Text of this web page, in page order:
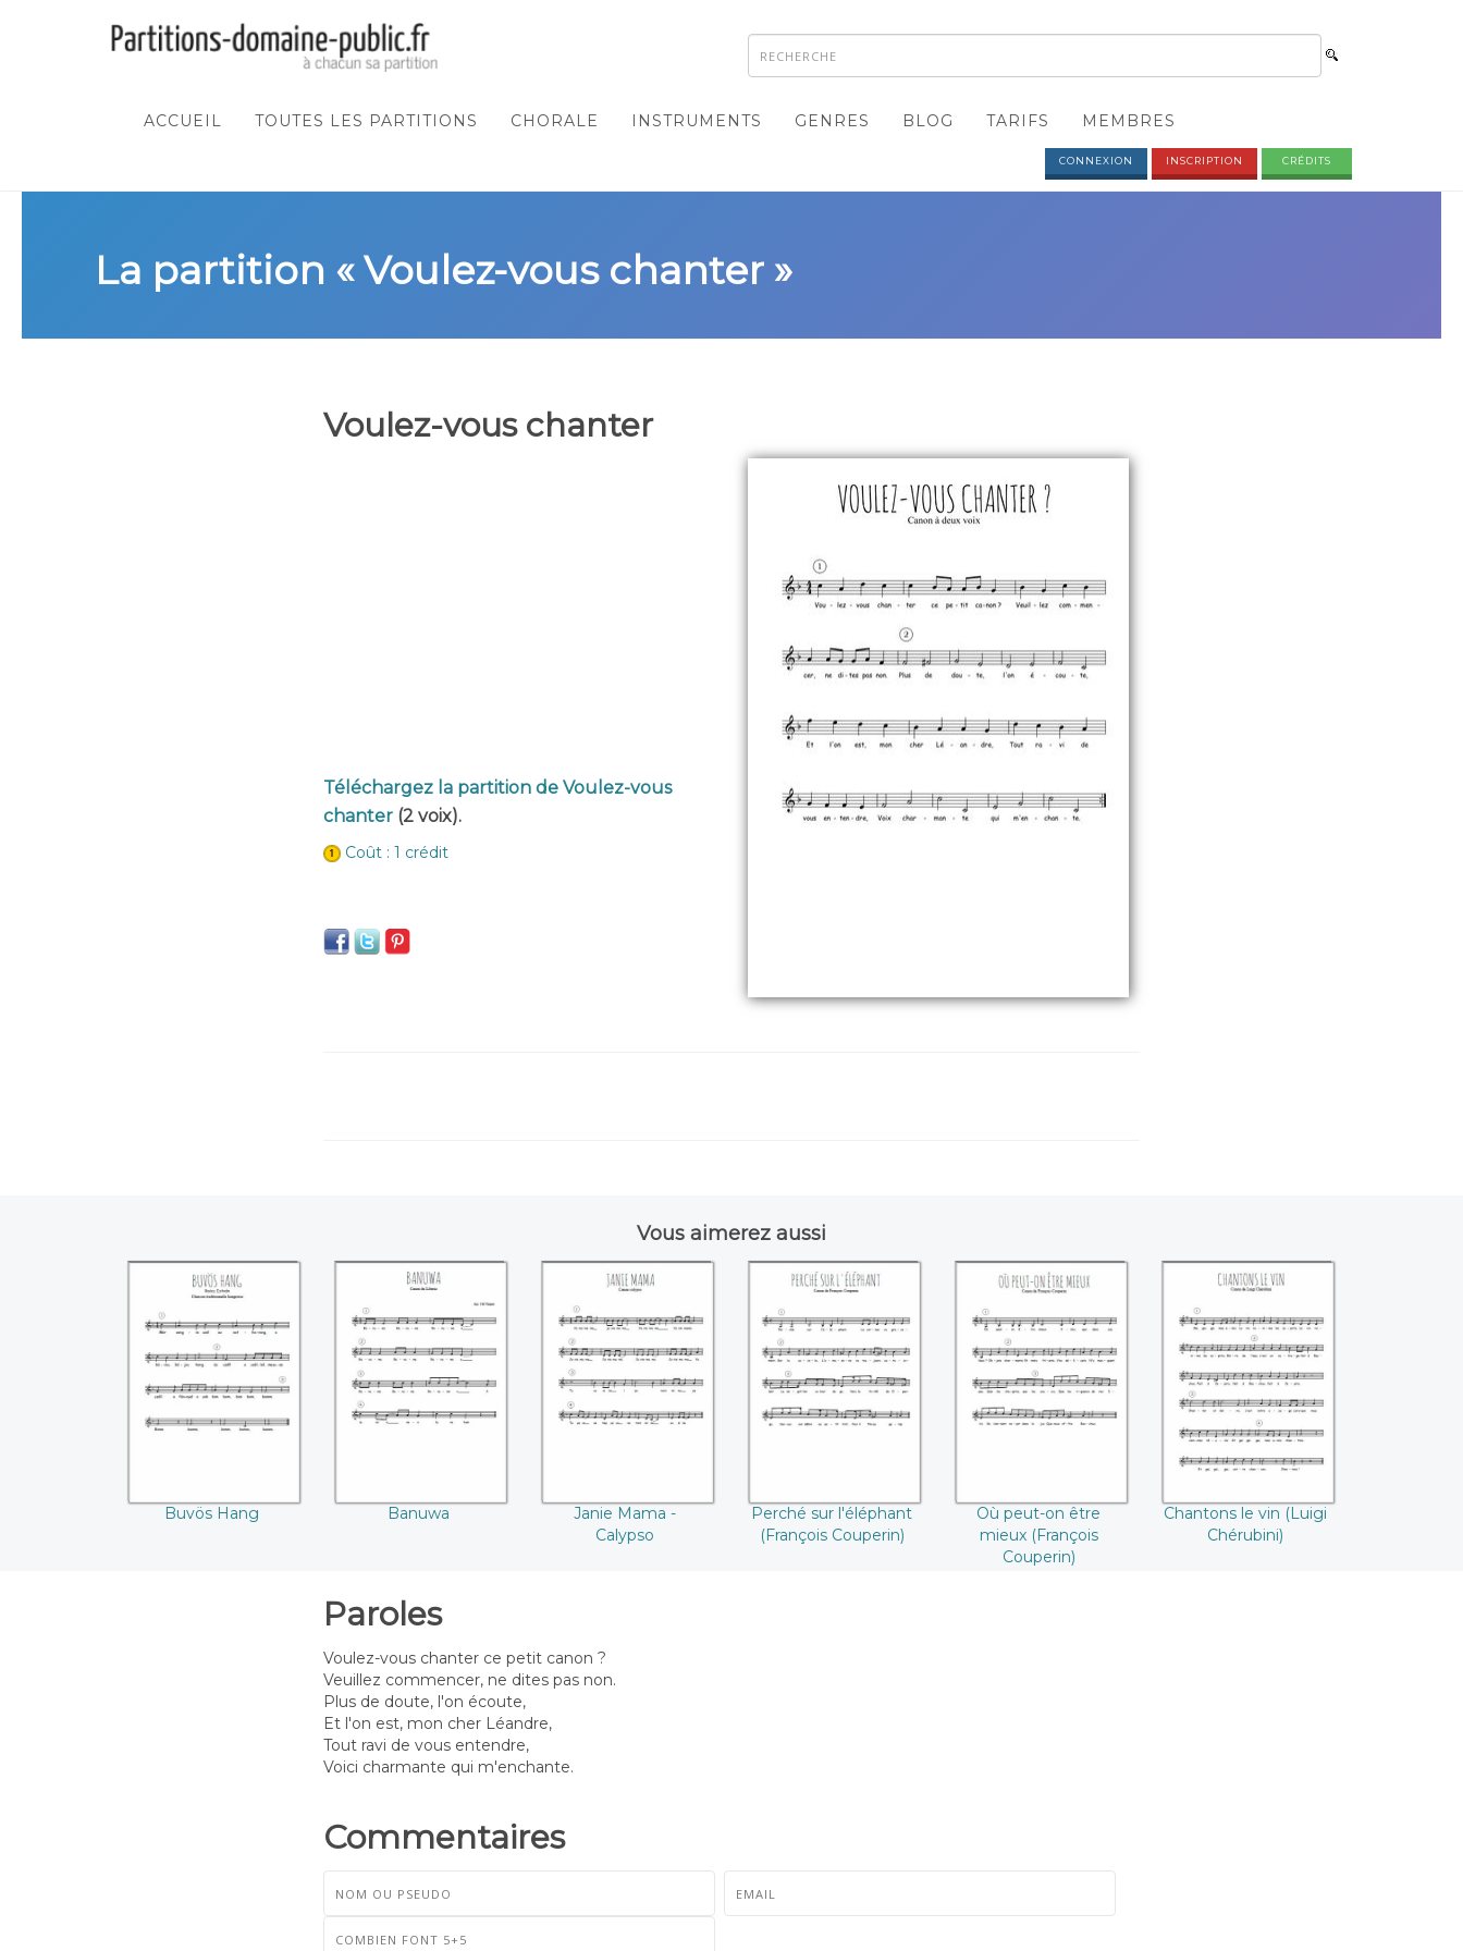
ACCUEIL TOUTES LES PARTITIONS CHORALE INSTRUMENTS GENRES BLOG TARIFS MEMBRES
CONNEXION INSCRIPTION CRÉDITS
La partition « Voulez-vous chanter »
Voulez-vous chanter
Téléchargez la partition de Voulez-vous
chanter (2 voix).
Coût : 1 crédit
Vous aimerez aussi
Buvös Hang
Buvös Hang Banuwa
Janie Mama -
Calypso
Janie Mama -
Calypso
l'éléphant
(François Couperin)
Perché sur l'éléphant
(François Couperin)
Où peut-on être
mieux (François
Couperin)
Où peut-on être
mieux (François
Couperin)
Chantons le vin
(Luigi Chérubini)
Chantons le vin (Luigi
Chérubini)
Paroles
Voulez-vous chanter ce petit canon ?
Veuillez commencer, ne dites pas non.
Plus de doute, l'on écoute,
Et l'on est, mon cher Léandre,
Tout ravi de vous entendre,
Voici charmante qui m'enchante.
Commentaires